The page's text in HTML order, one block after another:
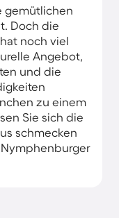
gemütlichen
Doch die
noch viel
Angebot,
und die
zu einem
Sie sich die
schmecken